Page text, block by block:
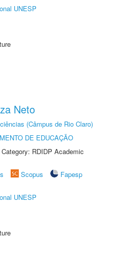
UNESP
Neto
(Câmpus de Rio Claro)
DE EDUCAÇÃO
RDIDP Academic
Scopus
Fapesp
UNESP